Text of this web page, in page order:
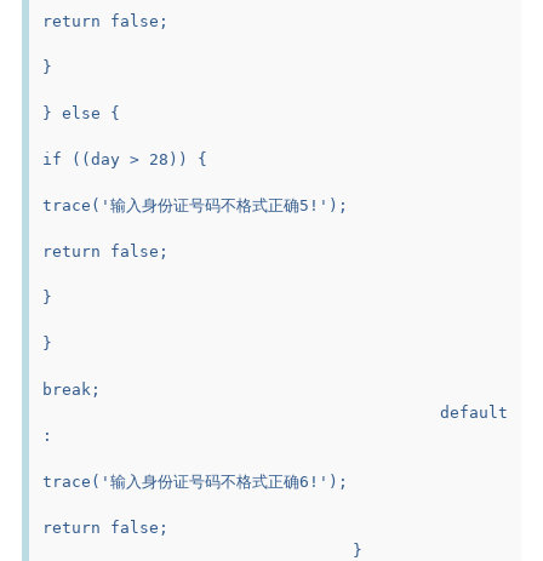
return false;
}
} else {
if ((day > 28)) {
trace('输入身份证号码不格式正确5!');
return false;
}
}
break;
:
trace('输入身份证号码不格式正确6!');
return false;
				}